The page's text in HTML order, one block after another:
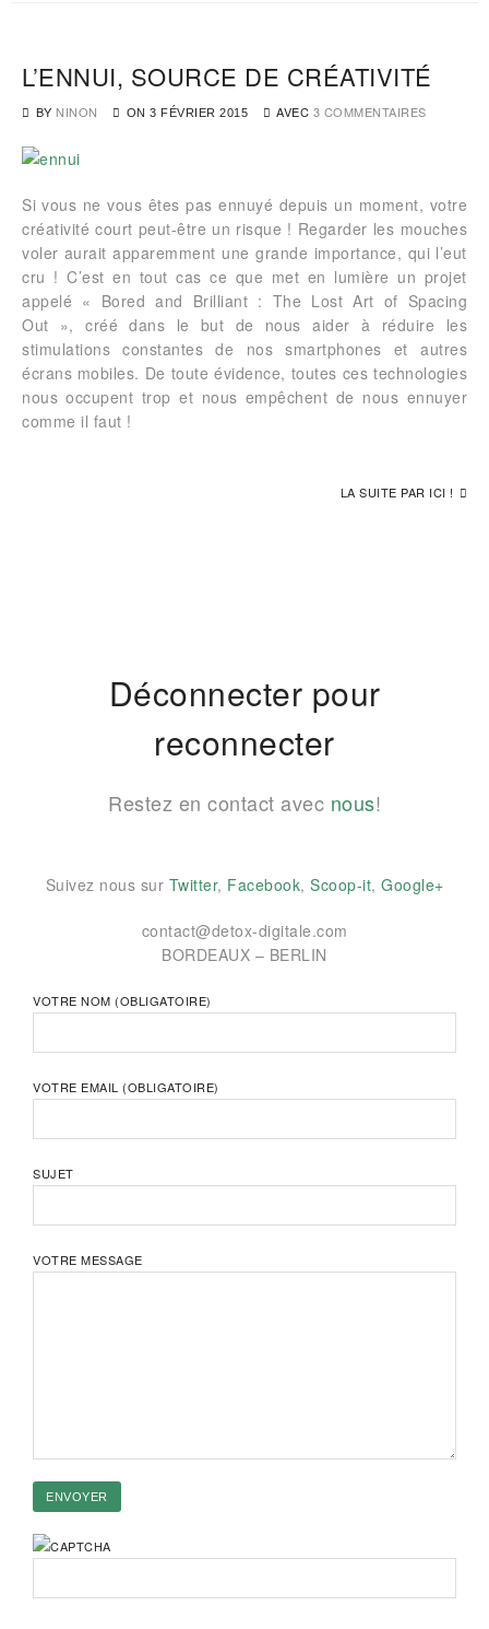
L’ENNUI, SOURCE DE CRÉATIVITÉ
BY NINON ON 3 FÉVRIER 2015 AVEC 3 COMMENTAIRES
Si vous ne vous êtes pas ennuyé depuis un moment, votre
créativité court peut-être un risque ! Regarder les mouches
voler aurait apparemment une grande importance, qui l’eut
cru ! C’est en tout cas ce que met en lumière un projet
appelé « Bored and Brilliant : The Lost Art of Spacing
Out », créé dans le but de nous aider à réduire les
stimulations constantes de nos smartphones et autres
écrans mobiles. De toute évidence, toutes ces technologies
nous occupent trop et nous empêchent de nous ennuyer
comme il faut !
LA SUITE PAR ICI !
Déconnecter pour
reconnecter
Restez en contact avec nous!
Suivez nous sur Twitter, Facebook, Scoop-it, Google+
contact@detox-digitale.com
BORDEAUX – BERLIN
VOTRE NOM (OBLIGATOIRE)
VOTRE EMAIL (OBLIGATOIRE)
SUJET
VOTRE MESSAGE